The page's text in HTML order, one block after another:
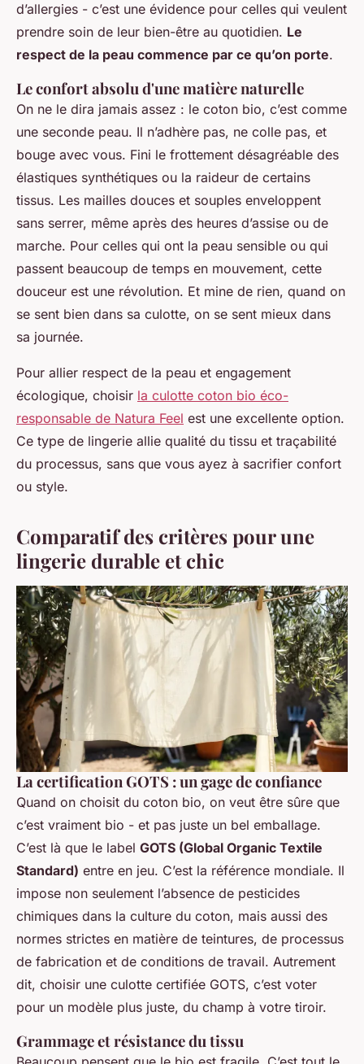
d’allergies - c’est une évidence pour celles qui veulent
prendre soin de leur bien-être au quotidien. Le
respect de la peau commence par ce qu’on porte.
Le confort absolu d'une matière naturelle
On ne le dira jamais assez : le coton bio, c’est comme
une seconde peau. Il n’adhère pas, ne colle pas, et
bouge avec vous. Fini le frottement désagréable des
élastiques synthétiques ou la raideur de certains
tissus. Les mailles douces et souples enveloppent
sans serrer, même après des heures d’assise ou de
marche. Pour celles qui ont la peau sensible ou qui
passent beaucoup de temps en mouvement, cette
douceur est une révolution. Et mine de rien, quand on
se sent bien dans sa culotte, on se sent mieux dans
sa journée.
Pour allier respect de la peau et engagement
écologique, choisir la culotte coton bio éco-
responsable de Natura Feel est une excellente option.
Ce type de lingerie allie qualité du tissu et traçabilité
du processus, sans que vous ayez à sacrifier confort
ou style.
Comparatif des critères pour une
lingerie durable et chic
La certification GOTS : un gage de confiance
Quand on choisit du coton bio, on veut être sûre que
c’est vraiment bio - et pas juste un bel emballage.
C’est là que le label GOTS (Global Organic Textile
Standard) entre en jeu. C’est la référence mondiale. Il
impose non seulement l’absence de pesticides
chimiques dans la culture du coton, mais aussi des
normes strictes en matière de teintures, de processus
de fabrication et de conditions de travail. Autrement
dit, choisir une culotte certifiée GOTS, c’est voter
pour un modèle plus juste, du champ à votre tiroir.
Grammage et résistance du tissu